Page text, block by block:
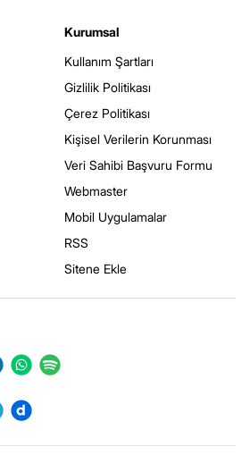
Kurumsal
Kullanım Şartları
Gizlilik Politikası
Çerez Politikası
Kişisel Verilerin Korunması
Veri Sahibi Başvuru Formu
Webmaster
Mobil Uygulamalar
RSS
Sitene Ekle